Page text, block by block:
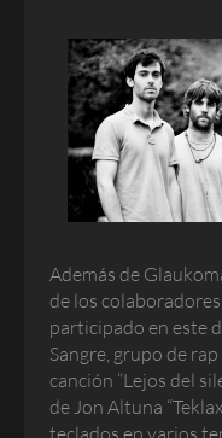
Además de
de los
participado en este
Sangre, grupo de
canción “Lejos del
de Jon Altuna
teclados en varios